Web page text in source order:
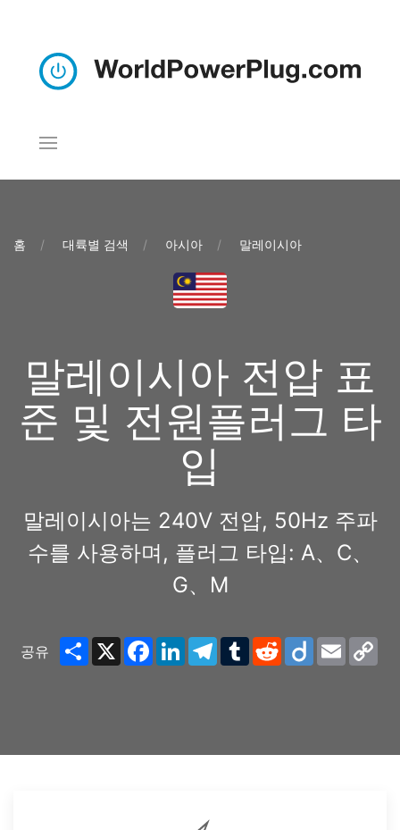
홈 대륙별 검색 아시아 말레이시아
말레이시아 전압 표
준 및 전원플러그 타
입
말레이시아는 240V 전압, 50Hz 주파
수를 사용하며, 플러그 타입: A、C、
G、M
공유 ShareX Facebook
LinkedInTelegram
TumblrRedditDiigo Email